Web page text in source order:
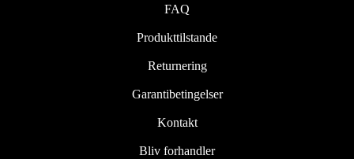
FAQ
Produkttilstande
Returnering
Garantibetingelser
Kontakt
Bliv forhandler